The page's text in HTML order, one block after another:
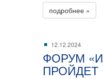
подробнее »
12.12.2024
ФОРУМ
ПРОЙДЕТ